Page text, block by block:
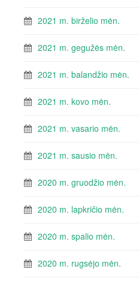
2021 m. birželio mėn.
2021 m. gegužės mėn.
2021 m. balandžio mėn.
2021 m. kovo mėn.
2021 m. vasario mėn.
2021 m. sausio mėn.
2020 m. gruodžio mėn.
2020 m. lapkričio mėn.
2020 m. spalio mėn.
2020 m. rugsėjo mėn.